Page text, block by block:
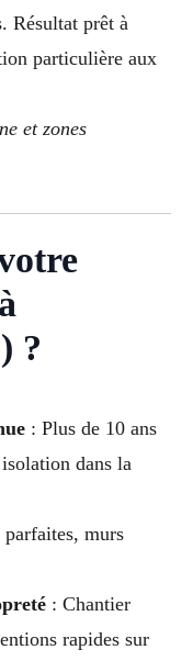
Résultat prêt à
particulière aux
et zones
?
: Plus de 10 ans
dans la
murs
: Chantier
rapides sur